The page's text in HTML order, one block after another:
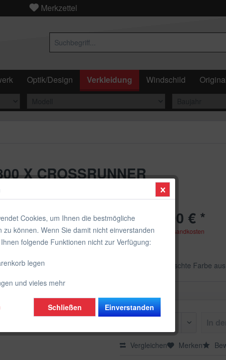
Merkzettel
Optik/Design Verkleidung Windschild
X CROSSRUNNER
ab 379,90 € *
inkl. MwSt.zzgl. Versandkosten
Wähle die gewünschte Farbe
Vergleichen Merken
Cookies, um Ihnen die bestmögliche
zu können. Wenn Sie damit nicht einverstanden
folgende Funktionen nicht zur Verfügung:
legen
und vieles mehr
Einverstanden
Schließen